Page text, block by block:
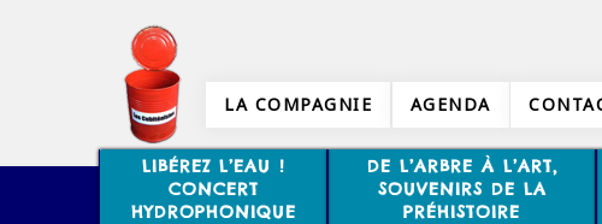
LA COMPAGNIE AGENDA
LIBÉREZ L’EAU !
CONCERT
HYDROPHONIQUE
DE L’ARBRE À L’ART,
SOUVENIRS DE LA
PRÉHISTOIRE